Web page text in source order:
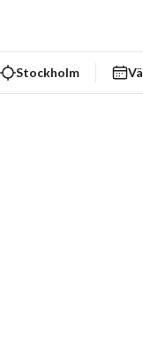
Stockholm